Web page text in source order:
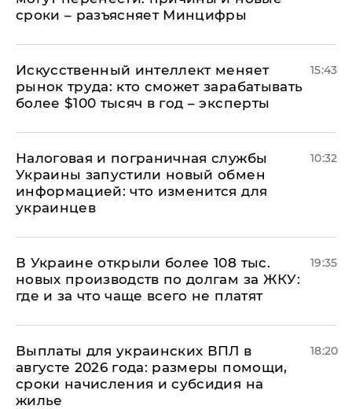
сроки – разъясняет Минцифры
Искусственный интеллект меняет
рынок труда: кто сможет зарабатывать
более $100 тысяч в год – эксперты
15:43
Налоговая и пограничная службы
Украины запустили новый обмен
информацией: что изменится для
украинцев
10:32
В Украине открыли более 108 тыс.
новых производств по долгам за ЖКУ:
где и за что чаще всего не платят
19:35
Выплаты для украинских ВПЛ в
августе 2026 года: размеры помощи,
сроки начисления и субсидия на
жилье
18:20